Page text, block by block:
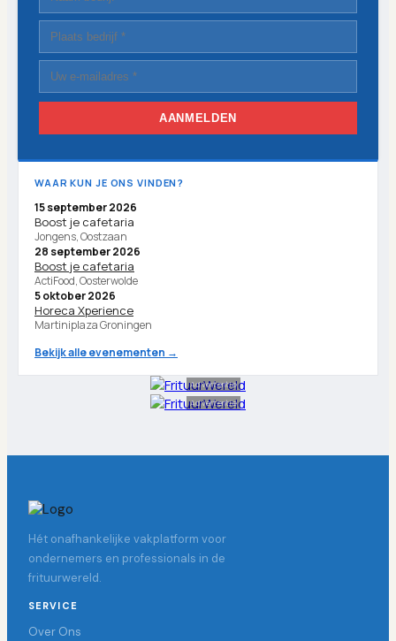
AANMELDEN
WAAR KUN JE ONS VINDEN?
15 september 2026
Boost je cafetaria
Jongens, Oostzaan
28 september 2026
Boost je cafetaria
ActiFood, Oosterwolde
5 oktober 2026
Horeca Xperience
Martiniplaza Groningen
Bekijk alle evenementen →
Advertentie
Advertentie
Hét onafhankelijke vakplatform voor
ondernemers en professionals in de
frituurwereld.
SERVICE
Over Ons